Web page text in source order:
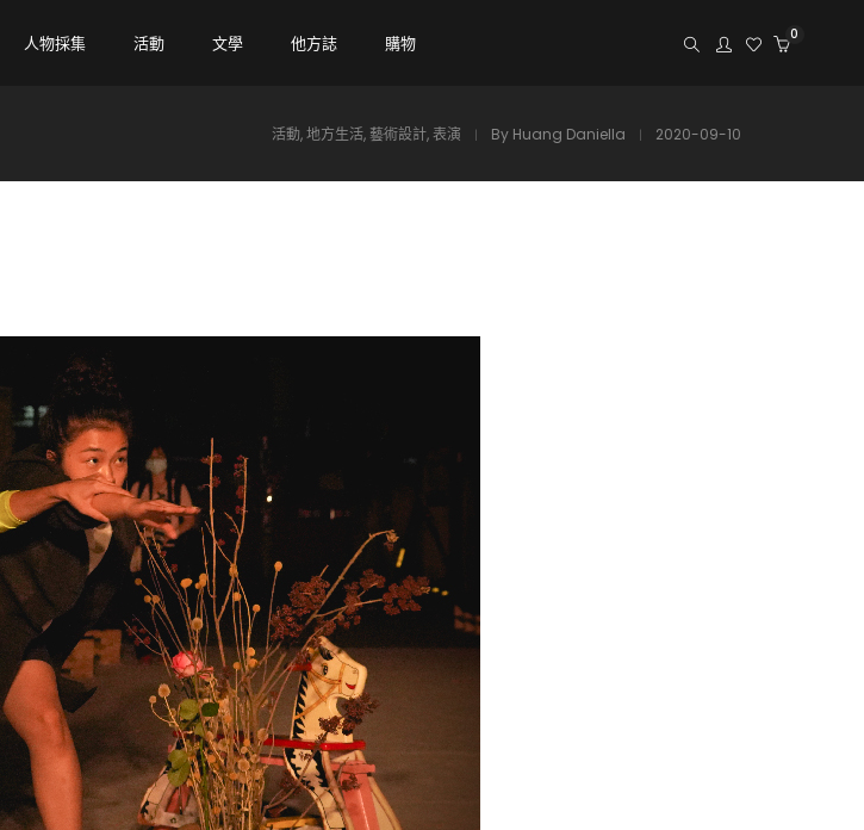
人物採集 活動 文學 他方誌 購物 0
活動,地方生活, 藝術設計,表演 By Huang Daniella 2020-09-10